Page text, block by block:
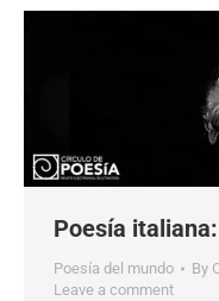
Poesía
Poesía del mundo By
Leave a comment